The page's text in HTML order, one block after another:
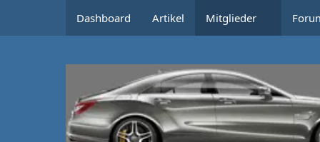
Dashboard Artikel Mitglieder